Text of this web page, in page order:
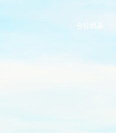
会社概要